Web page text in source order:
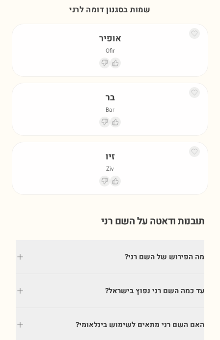
שמות בסגנון דומה לרני
אופיר
Ofir
בר
Bar
זיו
Ziv
תובנות ודאטה על השם רני
מה הפירוש של השם רני?
עד כמה השם רני נפוץ בישראל?
האם השם רני מתאים לשימוש בינלאומי?